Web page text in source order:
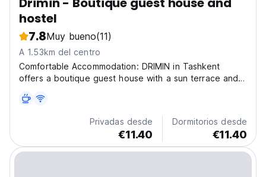
hostel
7.8Muy bueno(11)
A 1.53km del centro
Comfortable Accommodation: DRIMIN in Tashkent
offers a boutique guest house with a sun terrace and a
Exceptional Facilities: Guests enjoy private check-in
and check-out, a lounge, 24-hour front desk,...
Privadas desde
€11.40
Dormitorios desde
€11.40